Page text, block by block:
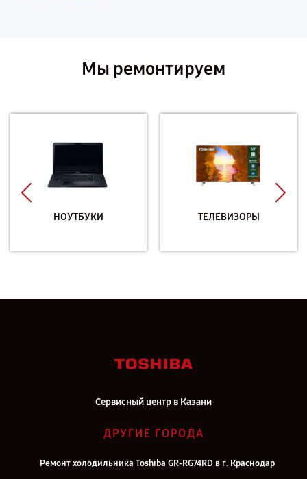
Мы ремонтируем
НОУТБУКИ ТЕЛЕВИЗОРЫ
Сервисный центр в Казани
ДРУГИЕ ГОРОДА
Ремонт холодильника Toshiba GR-RG74RD в г. Краснодар